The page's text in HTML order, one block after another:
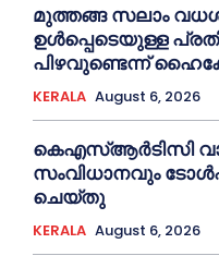
മുത്തങ്ങ സലാം
ഉള്‍പ്പെടെയുള്ള
പിഴവുണ്ടെന്ന്
KERALA August 6, 2026
കെഎസ്‌ആര്‍ടിസി
സംവിധാനവും
ചെയ്തു
KERALA August 6, 2026